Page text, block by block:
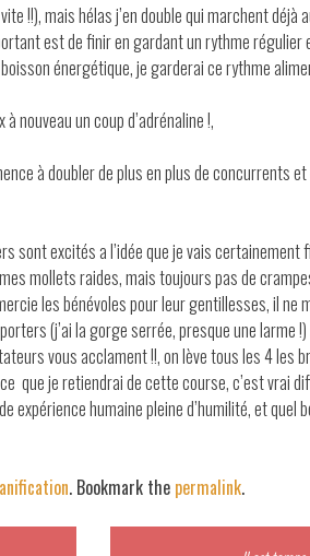
!!), mais hélas j’en double qui marchent déjà
est de finir en gardant un rythme
énergétique, je garderai ce rythme
nouveau un coup d’adrénaline !,
à doubler de plus en plus de concurrents
sont excités a l’idée que je vais certainement
mollets raides, mais toujours pas de
les bénévoles pour leur gentillesses, il ne
(j’ai la gorge serrée, presque une
vous acclament !!, on lève tous les 4 les
que je retiendrai de cette course, c’est vrai
expérience humaine pleine d’humilité, et quel
. Bookmark the permalink.